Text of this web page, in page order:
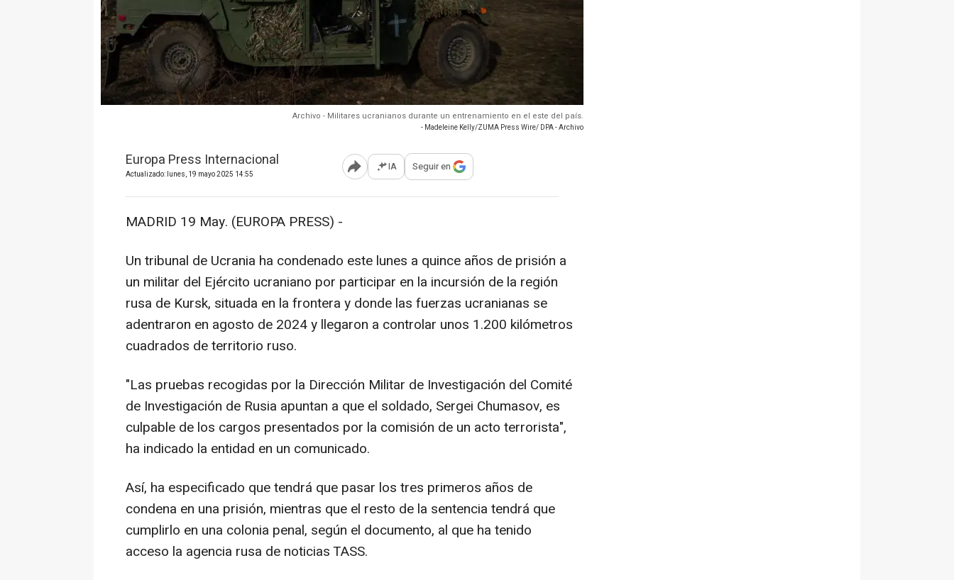
Archivo - Militares ucranianos durante un entrenamiento en el este del país.
- Madeleine Kelly/ZUMA Press Wire/ DPA - Archivo
Europa Press Internacional
Actualizado: lunes, 19 mayo 2025 14:55 Abrir opciones para compartir
IA Seguir en
MADRID 19 May. (EUROPA PRESS) -
Un tribunal de Ucrania ha condenado este lunes a quince años de prisión a
un militar del Ejército ucraniano por participar en la incursión de la región
rusa de Kursk, situada en la frontera y donde las fuerzas ucranianas se
adentraron en agosto de 2024 y llegaron a controlar unos 1.200 kilómetros
cuadrados de territorio ruso.
"Las pruebas recogidas por la Dirección Militar de Investigación del Comité
de Investigación de Rusia apuntan a que el soldado, Sergei Chumasov, es
culpable de los cargos presentados por la comisión de un acto terrorista",
ha indicado la entidad en un comunicado.
Así, ha especificado que tendrá que pasar los tres primeros años de
condena en una prisión, mientras que el resto de la sentencia tendrá que
cumplirlo en una colonia penal, según el documento, al que ha tenido
acceso la agencia rusa de noticias TASS.